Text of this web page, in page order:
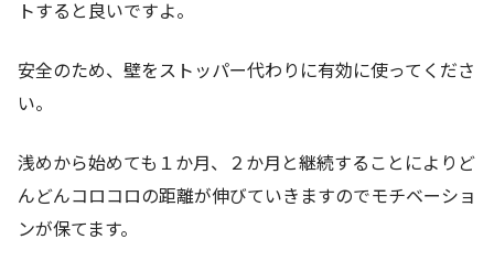
トすると良いですよ。
安全のため、壁をストッパー代わりに有効に使ってくださ
い。
浅めから始めても１か月、２か月と継続することによりど
んどんコロコロの距離が伸びていきますのでモチベーショ
ンが保てます。